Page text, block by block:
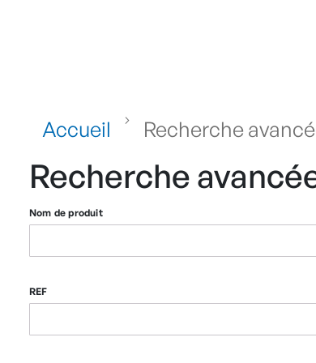
Accueil Recherche
Recherche
Paramètres
Nom de produit
REF